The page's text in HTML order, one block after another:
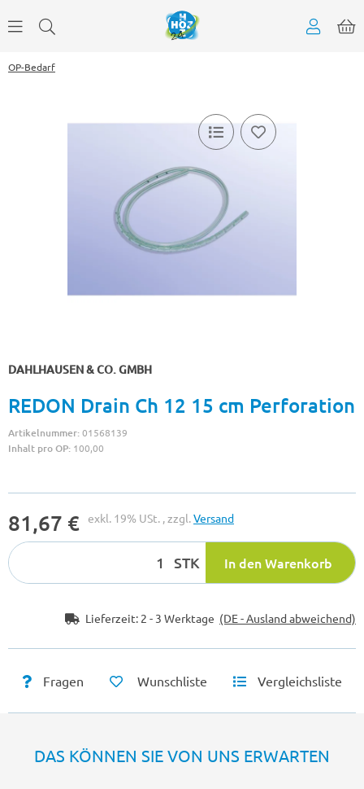
OP-Bedarf
DAHLHAUSEN & CO. GMBH
REDON Drain Ch 12 15 cm Perforation
Artikelnummer:01568139
Inhalt pro OP: 100,00
81,67 € exkl. 19% USt. , zzgl.Versand
STK In den Warenkorb
Lieferzeit: 2 - 3 Werktage (DE - Ausland abweichend)
Fragen Wunschliste Vergleichsliste
DAS KÖNNEN SIE VON UNS ERWARTEN